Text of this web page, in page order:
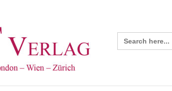
Search
for: